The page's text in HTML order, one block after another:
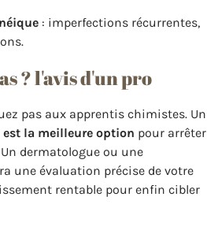
: imperfections récurrentes,
? l'avis d'un pro
pas aux apprentis chimistes. Un
la meilleure option pour arrêter
dermatologue ou une
une évaluation précise de votre
rentable pour enfin cibler